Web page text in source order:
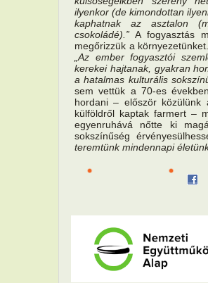
ilyenkor (de kimondottan
kaphatnak az asztalon
csokoládé).” A fogyasztás
megőrizzük a
„Az ember fogyasztói
kerekei hajtanak, gyakran
a hatalmas kulturális
sem vettük a 70-es
hordani – először közülünk
külföldről kaptak farmert –
egyenruhává nőtte ki
sokszínűség
teremtünk mindennapi